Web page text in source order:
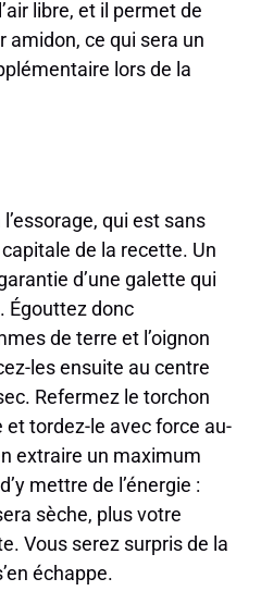
libre, et il permet de
amidon, ce qui sera un
lors de la
qui est sans
de la recette. Un
d’une galette qui
Égouttez donc
de terre et l’oignon
les ensuite au centre
Refermez le torchon
tordez-le avec force au-
extraire un maximum
mettre de l’énergie :
sèche, plus votre
Vous serez surpris de la
échappe.